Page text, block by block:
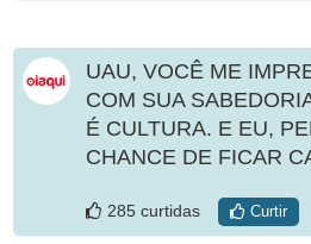
UAU, VOCÊ ME
COM SUA
É CULTURA. E EU,
CHANCE DE FICAR
285 curtidas Curtir